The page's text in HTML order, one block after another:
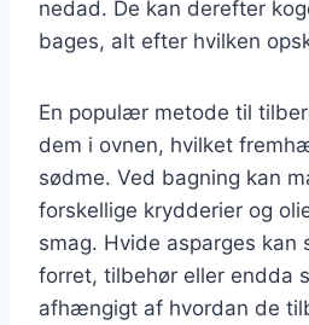
nedad. De kan derefter
bages, alt efter hvilken
En populær metode til
dem i ovnen, hvilket
sødme. Ved bagning kan
forskellige krydderier og
smag. Hvide asparges kan
forret, tilbehør eller endda
afhængigt af hvordan de